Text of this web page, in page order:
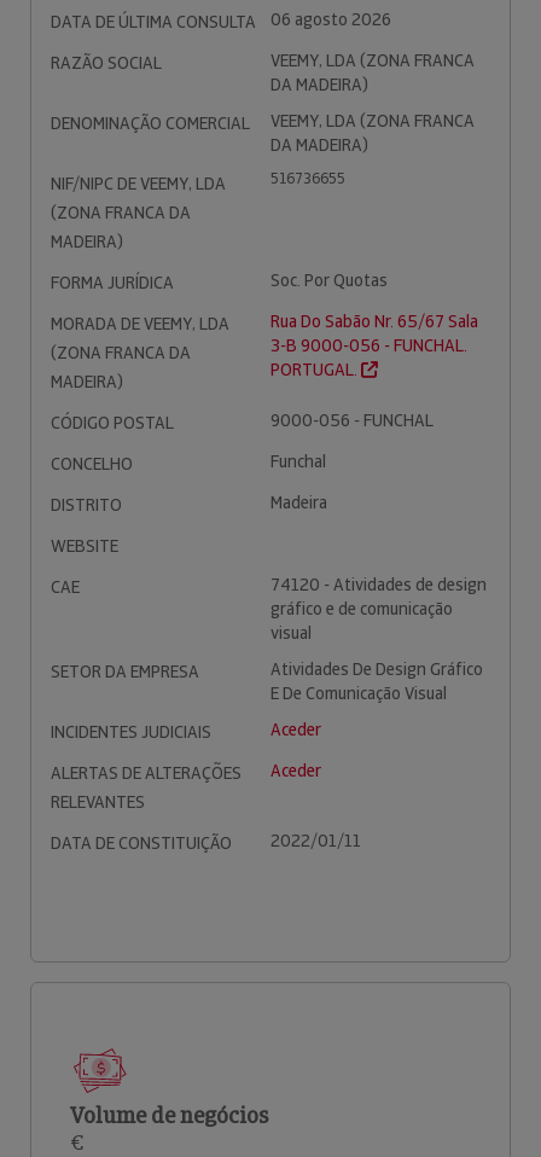
DATA DE ÚLTIMA CONSULTA
06 agosto 2026
RAZÃO SOCIAL
VEEMY, LDA (ZONA FRANCA
DA MADEIRA)
DENOMINAÇÃO COMERCIAL
VEEMY, LDA (ZONA FRANCA
DA MADEIRA)
NIF/NIPC DE VEEMY, LDA
(ZONA FRANCA DA
MADEIRA)
516736655
FORMA JURÍDICA
Soc. Por Quotas
MORADA DE VEEMY, LDA
(ZONA FRANCA DA
MADEIRA)
Rua Do Sabão Nr. 65/67 Sala
3-B 9000-056 - FUNCHAL.
PORTUGAL.
CÓDIGO POSTAL
9000-056 - FUNCHAL
CONCELHO
Funchal
DISTRITO
Madeira
WEBSITE
CAE
74120 - Atividades de design
gráfico e de comunicação
visual
SETOR DA EMPRESA
Atividades De Design Gráfico
E De Comunicação Visual
INCIDENTES JUDICIAIS
Aceder
ALERTAS DE ALTERAÇÕES
RELEVANTES
Aceder
DATA DE CONSTITUIÇÃO 2022/01/11
Volume de negócios
€